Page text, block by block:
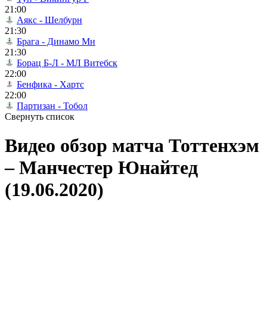
21:00
Аякс - Шелбурн
21:30
Брага - Динамо Мн
21:30
Борац Б-Л - МЛ Витебск
22:00
Бенфика - Хартс
22:00
Партизан - Тобол
Свернуть список
Видео обзор матча Тоттенхэм
– Манчестер Юнайтед
(19.06.2020)